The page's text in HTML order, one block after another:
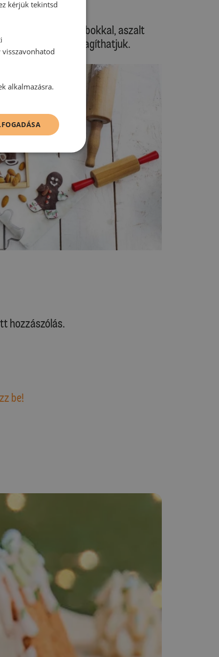
csokoládédarabokkal, aszalt
áfonya - is gazdagíthatjuk.
hozzászólás.
be!
kérjük tekintsd
alkalmazásra.